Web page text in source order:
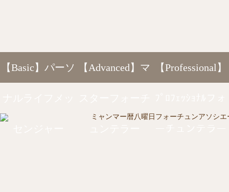
【Basic】パーソ 【Advanced】マ 【Professional】